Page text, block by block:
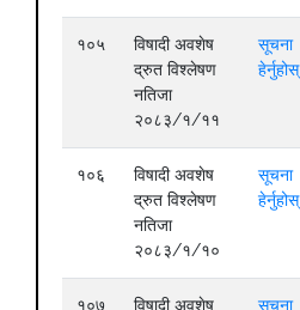
१०५
विषादी अवशेष
द्रुत विश्लेषण
नतिजा
२०८३/१/११
सूचना
हेर्नुहोस्
१०६
विषादी अवशेष
द्रुत विश्लेषण
नतिजा
२०८३/१/१०
सूचना
हेर्नुहोस्
१०७
विषादी अवशेष
सूचना